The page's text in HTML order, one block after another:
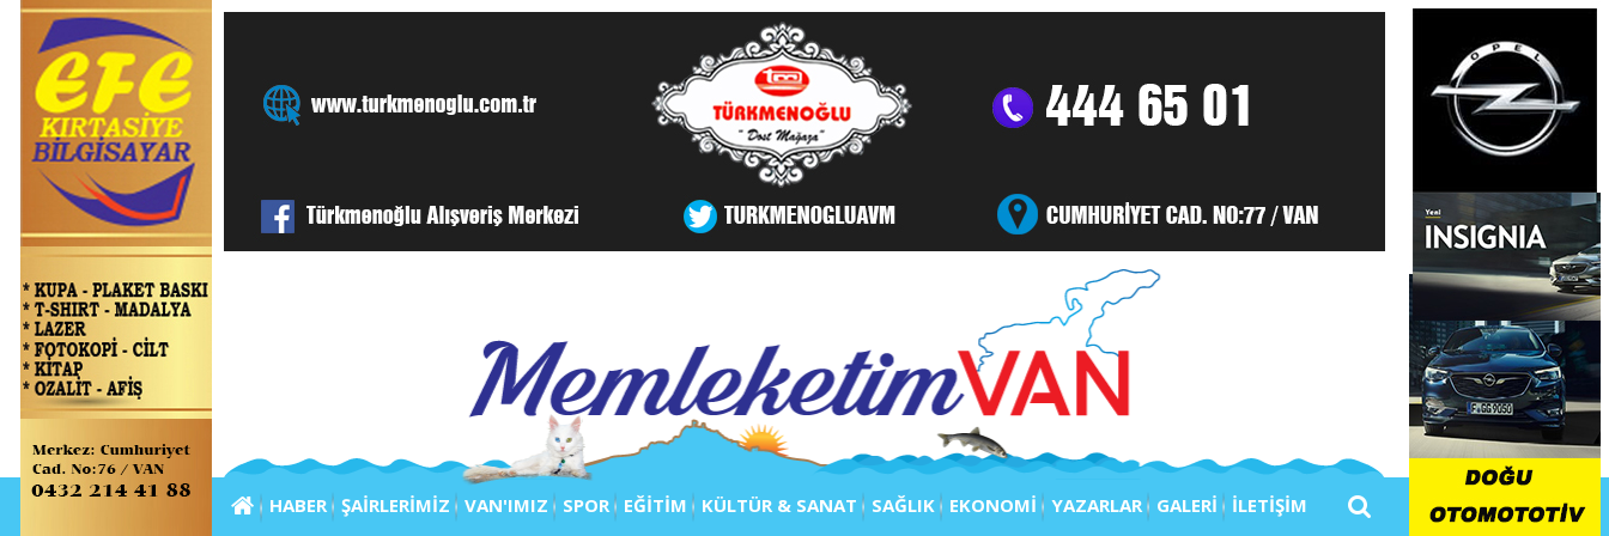
HABER ŞAİRLERİMİZ VAN'IMIZ SPOR EĞİTİM KÜLTÜR & SANAT SAĞLIK EKONOMİ YAZARLAR GALERİ İLETİŞİM